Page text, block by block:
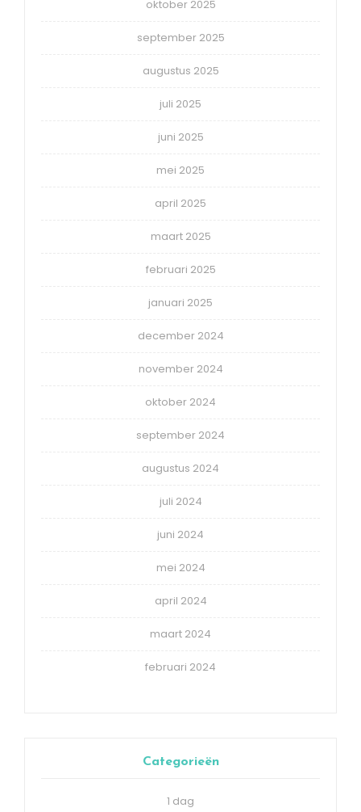
oktober 2025
september 2025
augustus 2025
juli 2025
juni 2025
mei 2025
april 2025
maart 2025
februari 2025
januari 2025
december 2024
november 2024
oktober 2024
september 2024
augustus 2024
juli 2024
juni 2024
mei 2024
april 2024
maart 2024
februari 2024
Categorieën
1 dag